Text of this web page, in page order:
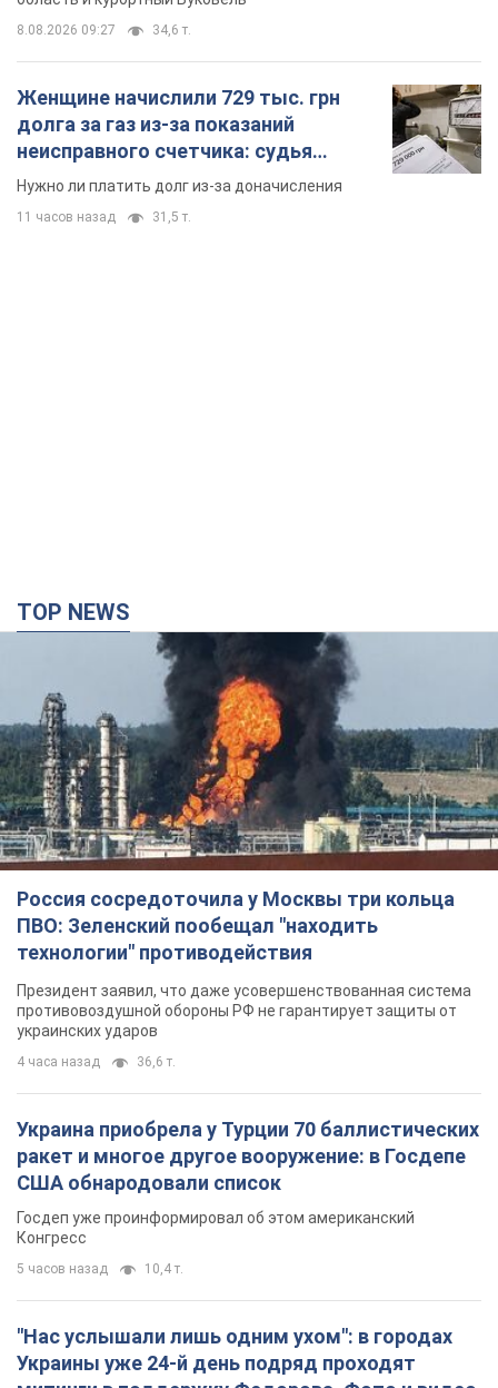
Россия сосредоточила у Москвы три кольца
ПВО: Зеленский пообещал "находить
технологии" противодействия
Президент заявил, что даже усовершенствованная система
противовоздушной обороны РФ не гарантирует защиты от
украинских ударов
4 часа назад 36,6 т.
Украина приобрела у Турции 70 баллистических
ракет и многое другое вооружение: в Госдепе
США обнародовали список
Госдеп уже проинформировал об этом американский
Конгресс
"Нас услышали лишь одним ухом": в городах
Украины уже 24-й день подряд проходят
митинги в поддержку Федорова. Фото и видео
Антиправительственные выступления с требованием
вернуть Федорова продолжаются до сих пор
5 часов назад 3,9 т.